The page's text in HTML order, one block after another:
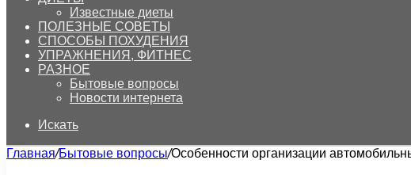
Известные диеты
ПОЛЕЗНЫЕ СОВЕТЫ
СПОСОБЫ ПОХУДЕНИЯ
УПРАЖНЕНИЯ, ФИТНЕС
РАЗНОЕ
Бытовые вопросы
Новости интернета
Искать
Главная/Бытовые вопросы/Особенности организации